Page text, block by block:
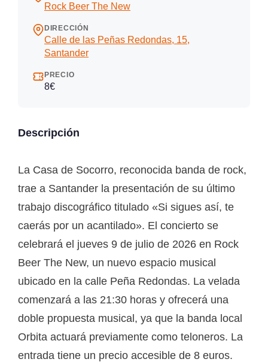
Rock Beer The New
DIRECCIÓN
Calle de las Peñas Redondas, 15,
Santander
PRECIO
8€
Descripción
La Casa de Socorro, reconocida banda de rock,
trae a Santander la presentación de su último
trabajo discográfico titulado «Si sigues así, te
caerás por un acantilado». El concierto se
celebrará el jueves 9 de julio de 2026 en Rock
Beer The New, un nuevo espacio musical
ubicado en la calle Peña Redondas. La velada
comenzará a las 21:30 horas y ofrecerá una
doble propuesta musical, ya que la banda local
Orbita actuará previamente como teloneros. La
entrada tiene un precio accesible de 8 euros.